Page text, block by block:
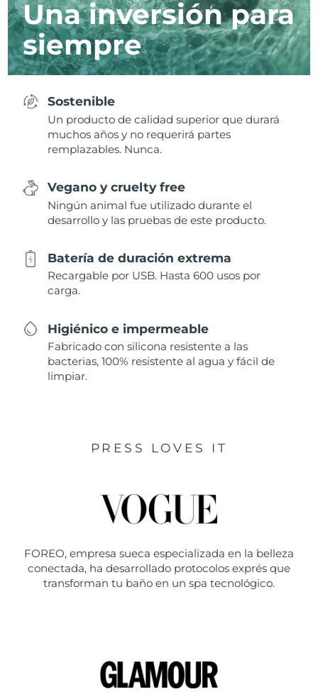
Una inversión para
siempre
Sostenible
Un producto de calidad superior que durará
muchos años y no requerirá partes
remplazables. Nunca.
Vegano y cruelty free
Ningún animal fue utilizado durante el
desarrollo y las pruebas de este producto.
Batería de duración extrema
Recargable por USB. Hasta 600 usos por
carga.
Higiénico e impermeable
Fabricado con silicona resistente a las
bacterias, 100% resistente al agua y fácil de
limpiar.
PRESS LOVES IT
FOREO, empresa sueca especializada en la belleza
conectada, ha desarrollado protocolos exprés que
transforman tu baño en un spa tecnológico.